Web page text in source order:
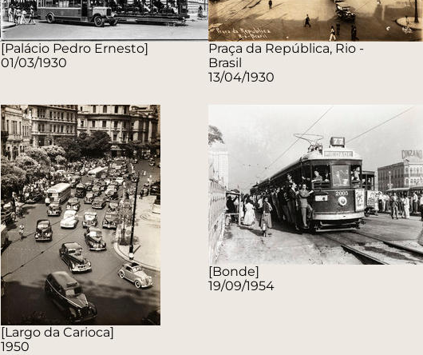
[Palácio Pedro Ernesto]
01/03/1930
Praça da República, Rio -
Brasil
13/04/1930
[Largo da Carioca]
1950
[Bonde]
19/09/1954